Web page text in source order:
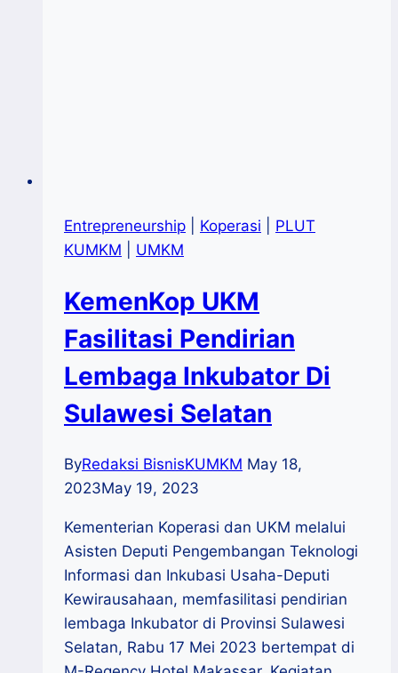
Entrepreneurship Koperasi
PLUT
KUMKM
UMKM
KemenKop UKM
Fasilitasi Pendirian
Lembaga Inkubator Di
Sulawesi Selatan
ByRedaksi BisnisKUMKM May 18,
2023May 19, 2023
Kementerian Koperasi dan UKM melalui
Asisten Deputi Pengembangan Teknologi
Informasi dan Inkubasi Usaha-Deputi
Kewirausahaan, memfasilitasi pendirian
lembaga Inkubator di Provinsi Sulawesi
Selatan, Rabu 17 Mei 2023 bertempat di